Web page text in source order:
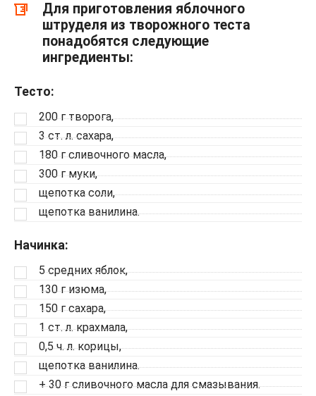
Для приготовления яблочного
штруделя из творожного теста
понадобятся следующие
ингредиенты:
Тесто:
200 г творога,
3 ст. л. сахара,
180 г сливочного масла,
300 г муки,
щепотка соли,
щепотка ванилина.
Начинка:
5 средних яблок,
130 г изюма,
150 г сахара,
1 ст. л. крахмала,
0,5 ч. л. корицы,
щепотка ванилина.
+ 30 г сливочного масла для смазывания.